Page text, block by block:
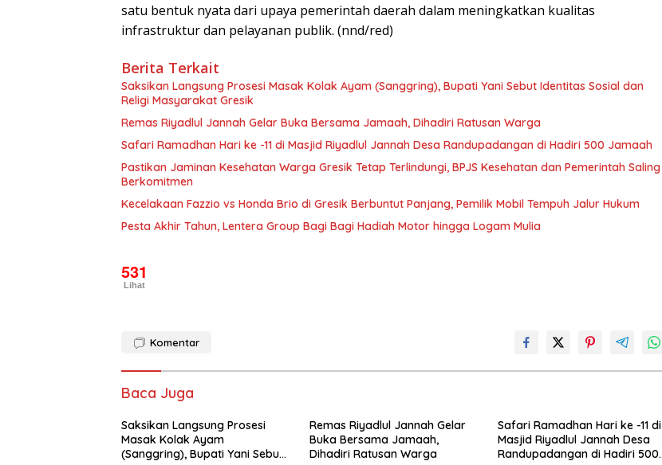
satu bentuk nyata dari upaya pemerintah daerah dalam meningkatkan kualitas
infrastruktur dan pelayanan publik. (nnd/red)
Berita Terkait
Saksikan Langsung Prosesi Masak Kolak Ayam (Sanggring), Bupati Yani Sebut Identitas Sosial dan
Religi Masyarakat Gresik
Remas Riyadlul Jannah Gelar Buka Bersama Jamaah, Dihadiri Ratusan Warga
Safari Ramadhan Hari ke -11 di Masjid Riyadlul Jannah Desa Randupadangan di Hadiri 500 Jamaah
Pastikan Jaminan Kesehatan Warga Gresik Tetap Terlindungi, BPJS Kesehatan dan Pemerintah Saling
Berkomitmen
Kecelakaan Fazzio vs Honda Brio di Gresik Berbuntut Panjang, Pemilik Mobil Tempuh Jalur Hukum
Pesta Akhir Tahun, Lentera Group Bagi Bagi Hadiah Motor hingga Logam Mulia
531
Lihat
Komentar
Baca Juga
Saksikan Langsung Prosesi
Masak Kolak Ayam
(Sanggring), Bupati Yani Sebut
Remas Riyadlul Jannah Gelar
Buka Bersama Jamaah,
Dihadiri Ratusan Warga
Safari Ramadhan Hari ke -11 di
Masjid Riyadlul Jannah Desa
Randupadangan di Hadiri 500